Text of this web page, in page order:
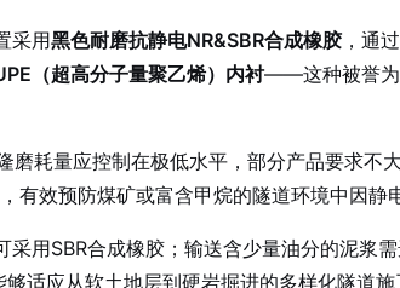
采用黑色耐磨抗静电NR&SBR合成橡胶，通
（超高分子量聚乙烯）内衬——这种被誉为
耗量应控制在极低水平，部分产品要求不
效预防煤矿或富含甲烷的隧道环境中因静
用SBR合成橡胶；输送含少量油分的泥浆
适应从软土地层到硬岩掘进的多样化隧道施